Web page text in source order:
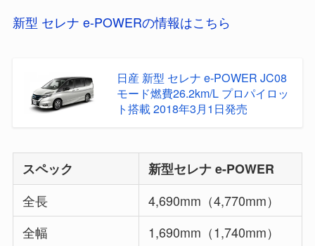
新型 セレナ e-POWERの情報はこちら
日産 新型 セレナ e-POWER JC08
モード燃費26.2km/L プロパイロッ
ト搭載 2018年3月1日発売
スペック
新型セレナ e-POWER
全長
4,690mm（4,770mm）
全幅
1,690mm（1,740mm）